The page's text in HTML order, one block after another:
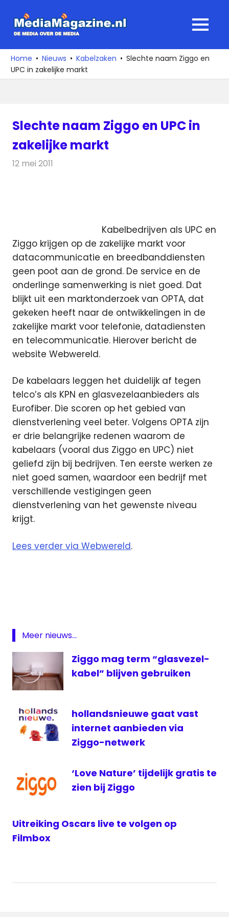
naar
media
over
de
MENU
Home Nieuws Kabelzaken
Slechte naam Ziggo en
UPC in zakelijke markt
Slechte naam Ziggo en UPC in
zakelijke markt
12 mei 2011
Kabelbedrijven als UPC en
Ziggo krijgen op de zakelijke markt voor
datacommunicatie en breedbanddiensten
geen poot aan de grond. De service en de
onderlinge samenwerking is niet goed. Dat
blijkt uit een marktonderzoek van OPTA, dat
gekeken heeft naar de ontwikkelingen in de
zakelijke markt voor telefonie, datadiensten
en telecommunicatie. Hierover bericht de
website Webwereld.
De kabelaars leggen het duidelijk af tegen
telco’s als KPN en glasvezelaanbieders als
Eurofiber. Die scoren op het gebied van
dienstverlening veel beter. Volgens OPTA zijn
er drie belangrijke redenen waarom de
kabelaars (vooral dus Ziggo en UPC) niet
geliefd zijn bij bedrijven. Ten eerste werken ze
niet goed samen, waardoor een bedrijf met
verschillende vestigingen geen
dienstverlening van het gewenste niveau
krijgt.
Lees verder via Webwereld.
Meer nieuws...
Ziggo mag term “glasvezel-
kabel” blijven gebruiken
hollandsnieuwe gaat vast
internet aanbieden via
Ziggo-netwerk
‘Love Nature’ tijdelijk gratis te
zien bij Ziggo
Uitreiking Oscars live te volgen op
Filmbox